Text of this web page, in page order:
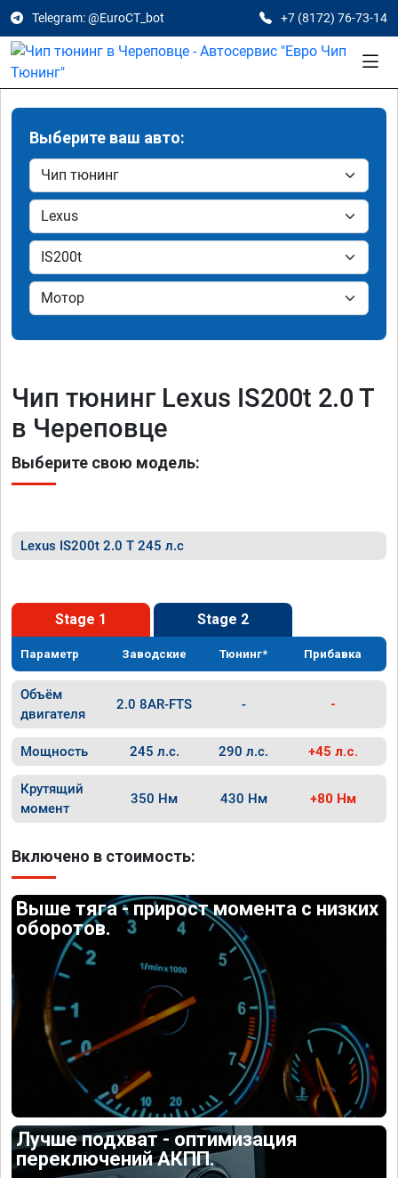
Telegram: @EuroCT_bot +7 (8172) 76-73-14
Выберите ваш авто:
Чип тюнинг Lexus IS200t 2.0 T
в Череповце
Выберите свою модель:
Lexus IS200t 2.0 T 245 л.с
Stage 1 Stage 2
Параметр Заводские Тюнинг* Прибавка
Объём
двигателя
2.0 8AR-FTS - -
Мощность 245 л.с. 290 л.с. +45 л.с.
Крутящий
момент
350 Нм 430 Нм +80 Нм
Включено в стоимость:
Выше тяга - прирост момента с низких
оборотов.
Лучше подхват - оптимизация
переключений АКПП.